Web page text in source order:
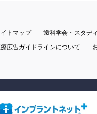
トマップ 歯科学会・スタデ
広告ガイドラインについて